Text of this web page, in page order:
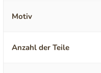
Motiv
Anzahl der Teile